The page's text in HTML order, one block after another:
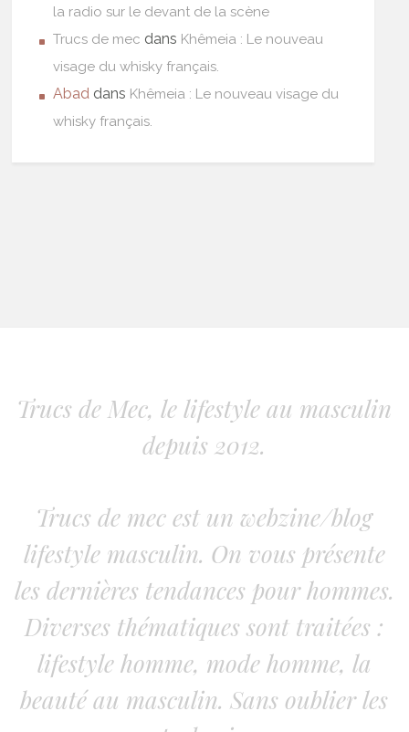
la radio sur le devant de la scène
Trucs de mec dans Khêmeia : Le nouveau
visage du whisky français.
Abad dans Khêmeia : Le nouveau visage du
whisky français.
Trucs de Mec, le lifestyle au masculin
depuis 2012.
Trucs de mec est un webzine/blog
lifestyle masculin. On vous présente
les dernières tendances pour hommes.
Diverses thématiques sont traitées :
lifestyle homme, mode homme, la
beauté au masculin. Sans oublier les